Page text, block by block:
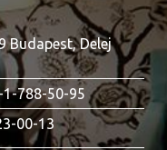
Budapest, Delej
1-788-50-95
00-13